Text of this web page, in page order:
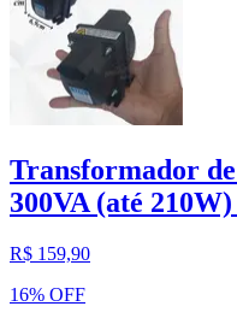
Transformador
300VA (até
R$ 159,90
16% OFF